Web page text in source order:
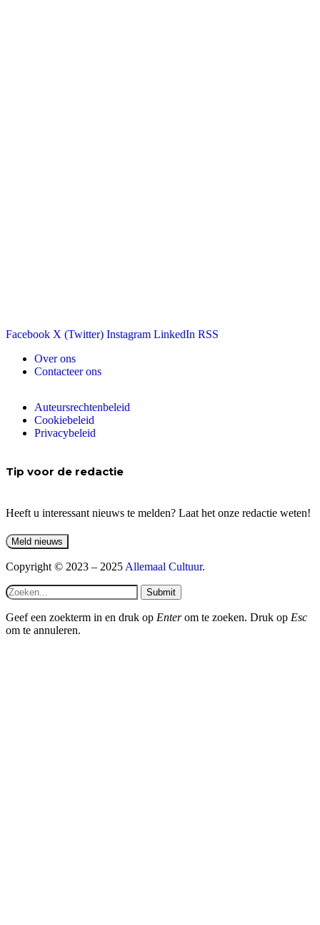
Facebook X (Twitter) Instagram LinkedIn RSS
Over ons
Contacteer ons
Auteursrechtenbeleid
Cookiebeleid
Privacybeleid
Tip voor de redactie
Heeft u interessant nieuws te melden? Laat het onze redactie weten!
Copyright © 2023 – 2025Allemaal Cultuur.
Submit
Geef een zoekterm in en druk op Enterom te zoeken. Druk op Esc
om te annuleren.